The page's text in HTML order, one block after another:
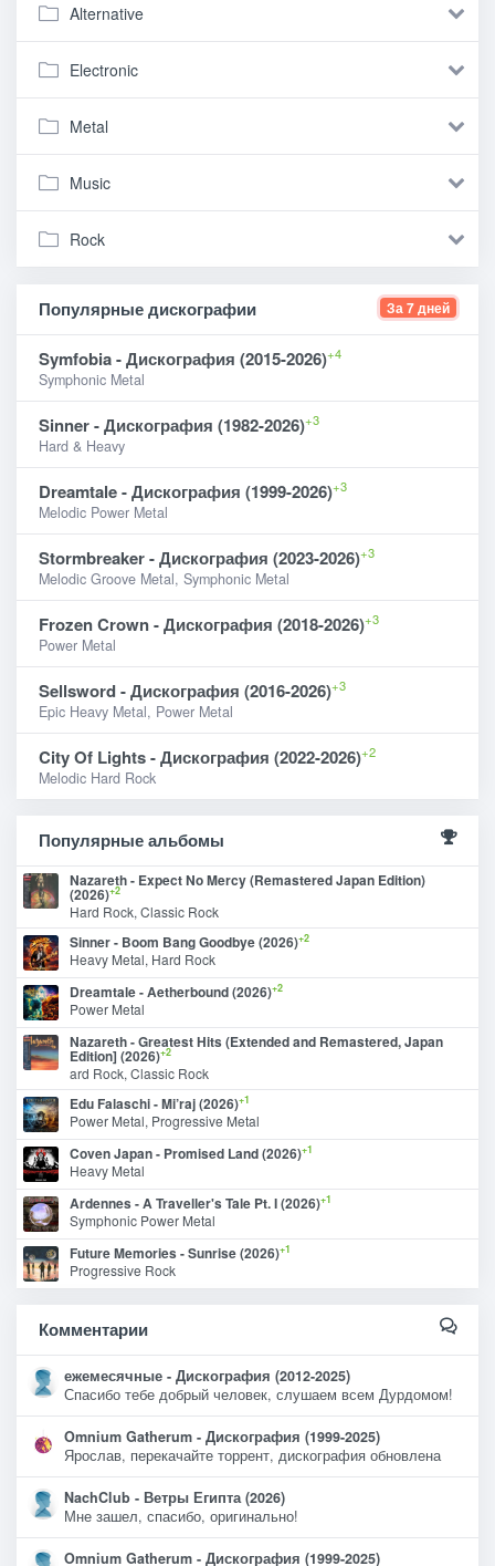
Alternative
Electronic
Metal
Music
Rock
Популярные дискографии За 7 дней
Symfobia - Дискография (2015-2026)+4
Symphonic Metal
Sinner - Дискография (1982-2026)+3
Hard & Heavy
Dreamtale - Дискография (1999-2026)+3
Melodic Power Metal
Stormbreaker - Дискография (2023-2026)+3
Melodic Groove Metal, Symphonic Metal
Frozen Crown - Дискография (2018-2026)+3
Power Metal
Sellsword - Дискография (2016-2026)+3
Epic Heavy Metal, Power Metal
City Of Lights - Дискография (2022-2026)+2
Melodic Hard Rock
Популярные альбомы
Nazareth - Expect No Mercy (Remastered Japan Edition)
(2026)+2
Hard Rock, Classic Rock
Sinner - Boom Bang Goodbye (2026)+2
Heavy Metal, Hard Rock
Dreamtale - Aetherbound (2026)+2
Power Metal
Nazareth - Greatest Hits (Extended and Remastered, Japan
Edition] (2026)+2
ard Rock, Classic Rock
Edu Falaschi - Mi’raj (2026)+1
Power Metal, Progressive Metal
Coven Japan - Promised Land (2026)+1
Heavy Metal
Ardennes - A Traveller's Tale Pt. I (2026)+1
Symphonic Power Metal
Future Memories - Sunrise (2026)+1
Progressive Rock
Комментарии
ежемесячные - Дискография (2012-2025)
Спасибо тебе добрый человек, слушаем всем Дурдомом!
Omnium Gatherum - Дискография (1999-2025)
Ярослав, перекачайте торрент, дискография обновлена
NachClub - Ветры Египта (2026)
Мне зашел, спасибо, оригинально!
Omnium Gatherum - Дискография (1999-2025)